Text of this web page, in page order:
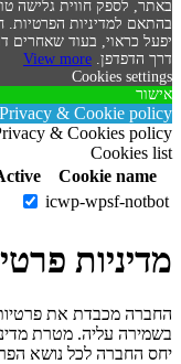
באתר, לספק חווית גלישה
בהתאם למדיניות הפרטיות.
יפעל כראוי, בעוד שאחרים
דרך הדפדפן. View more
Cookies settings
אישור
Privacy & Cookie policy
& Cookies policy
Cookies list
Cookie name
icwp-wpsf-notbot
מדיניות
החברה מכבדת את
בשמירה עליה. מטרת
יחס החברה לכל נושא